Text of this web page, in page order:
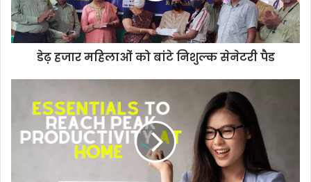
डेढ़ हजार महिलाओं को बांटे निशुल्क सेनेटरी पैड